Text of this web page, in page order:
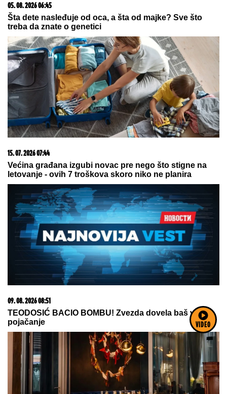
VIDEO
08. 08. 2026 16:10
Dete sa autizmom polivali vodom i mazali mu lak na
usta: Potresno iskustvo žene iz vrtića za Mame
09. 08. 2026 06:26
Da li deca nasleđuju otpornost na stres? Evo šta kaže
nauka
05. 08. 2026 06:45
Šta dete nasleđuje od oca, a šta od majke? Sve što
treba da znate o genetici